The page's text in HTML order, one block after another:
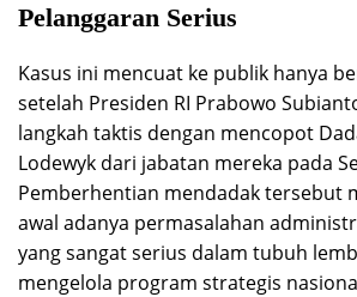
Pelanggaran Serius
Kasus ini mencuat ke publik hanya
setelah Presiden RI Prabowo
langkah taktis dengan mencopot
Lodewyk dari jabatan mereka pada
Pemberhentian mendadak tersebut
awal adanya permasalahan
yang sangat serius dalam tubuh
mengelola program strategis